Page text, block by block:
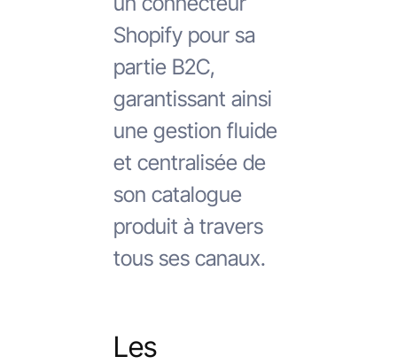
Shopify pour sa
partie B2C,
garantissant ainsi
une gestion fluide
et centralisée de
son catalogue
produit à travers
tous ses canaux.
Les